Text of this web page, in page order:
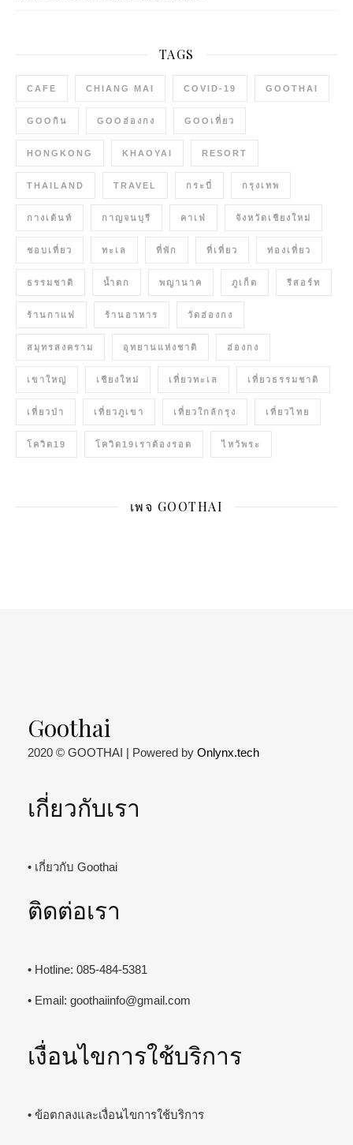
TAGS
CAFE CHIANG MAI COVID-19 GOOTHAI
GOOกิน GOOฮ่องกง GOOเที่ยว
HONGKONG KHAOYAI RESORT
THAILAND TRAVEL กระบี่ กรุงเทพ
กางเต้นท์ กาญจนบุรี คาเฟ่ จังหวัดเชียงใหม่
ชอบเที่ยว ทะเล ที่พัก ที่เที่ยว ท่องเที่ยว
ธรรมชาติ น้ำตก พญานาค ภูเก็ต รีสอร์ท
ร้านกาแฟ ร้านอาหาร วัดฮ่องกง
สมุทรสงคราม อุทยานแห่งชาติ ฮ่องกง
เขาใหญ่ เชียงใหม่ เที่ยวทะเล เที่ยวธรรมชาติ
เที่ยวป่า เที่ยวภูเขา เที่ยวใกล้กรุง เที่ยวไทย
โควิด19 โควิด19เราต้องรอด ไหว้พระ
เพจ GOOTHAI
Goothai
2020 © GOOTHAI | Powered by Onlynx.tech
เกี่ยวกับเรา
• เกี่ยวกับ Goothai
ติดต่อเรา
• Hotline: 085-484-5381
• Email: goothaiinfo@gmail.com
เงื่อนไขการใช้บริการ
• ข้อตกลงและเงื่อนไขการใช้บริการ